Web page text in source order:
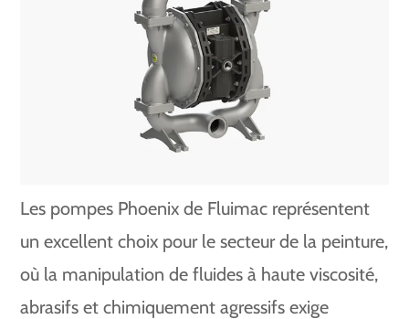
Les pompes Phoenix de Fluimac représentent
un excellent choix pour le secteur de la peinture,
où la manipulation de fluides à haute viscosité,
abrasifs et chimiquement agressifs exige